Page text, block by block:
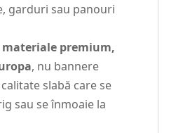
garduri sau panouri
premium,
, nu bannere
slabă care se
sau se înmoaie la